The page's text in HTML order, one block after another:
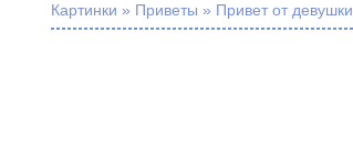
Картинки » Приветы » Привет от девушки